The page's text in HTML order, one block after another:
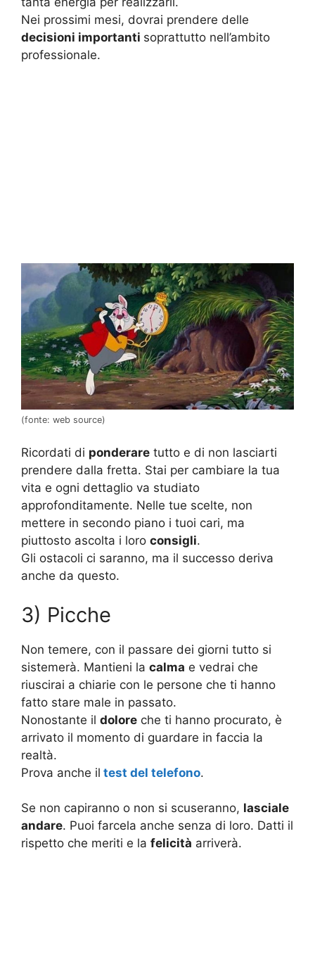
Nei prossimi mesi, dovrai prendere delle
decisioni importanti soprattutto nell’ambito
professionale.
(fonte: web source)
Ricordati di ponderare tutto e di non lasciarti
prendere dalla fretta. Stai per cambiare la tua
vita e ogni dettaglio va studiato
approfonditamente. Nelle tue scelte, non
mettere in secondo piano i tuoi cari, ma
piuttosto ascolta i loro consigli.
Gli ostacoli ci saranno, ma il successo deriva
anche da questo.
3) Picche
Non temere, con il passare dei giorni tutto si
sistemerà. Mantieni la calma e vedrai che
riuscirai a chiarie con le persone che ti hanno
fatto stare male in passato.
Nonostante il dolore che ti hanno procurato, è
arrivato il momento di guardare in faccia la
realtà.
Prova anche il test del telefono.
Se non capiranno o non si scuseranno, lasciale
andare. Puoi farcela anche senza di loro. Datti il
rispetto che meriti e la felicità arriverà.